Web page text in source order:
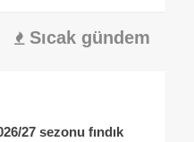
Sıcak gündem
27 sezonu fındık